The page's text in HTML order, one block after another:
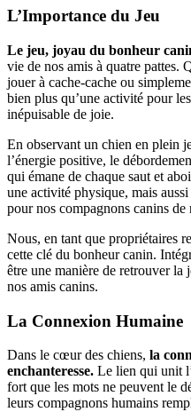
L’Importance du Jeu
Le jeu, joyau du bonheur
vie de nos amis à quatre pattes.
jouer à cache-cache ou
bien plus qu’une activité pour
inépuisable de joie.
En observant un chien en plein
l’énergie positive, le
qui émane de chaque saut et
une activité physique, mais
pour nos compagnons canins de
Nous, en tant que propriétaires
cette clé du bonheur canin.
être une manière de retrouver
nos amis canins.
La Connexion Humaine
Dans le cœur des chiens, la
enchanteresse. Le lien qui unit
fort que les mots ne peuvent le
leurs compagnons humains